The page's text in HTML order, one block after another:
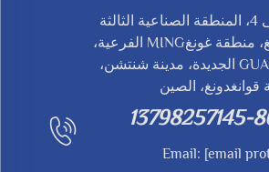
Add: #803، المبنى 4، المنطقة الصناعية الثالثة
شياونان، قرية شانغ، منطقة غونغMING الفرعية،
منطقة GUANGMING الجديدة، مدينة شنتشن،
الصين
Email: [email